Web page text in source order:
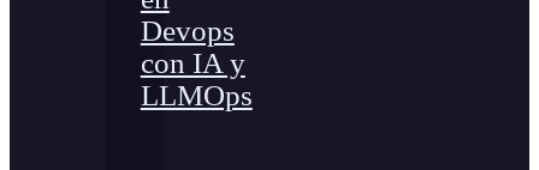
Devops
con IA y
LLMOps